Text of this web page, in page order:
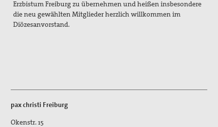
Filmgespräch "tun wir. tun wir. was dazu."
Erzbistum Freiburg zu übernehmen und heißen insbesondere
die neu gewählten Mitglieder herzlich willkommen im
Diözesanvorstand.
pax christi Freiburg
Okenstr. 15